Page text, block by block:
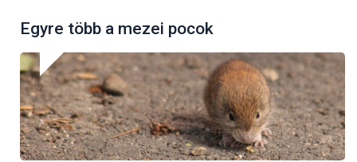
Egyre több a mezei pocok